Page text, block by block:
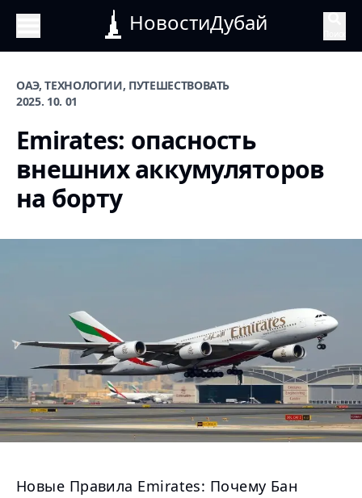
НовостиДубай
ОАЭ, ТЕХНОЛОГИИ, ПУТЕШЕСТВОВАТЬ
2025. 10. 01
Emirates: опасность
внешних аккумуляторов
на борту
Новые Правила Emirates: Почему Бан